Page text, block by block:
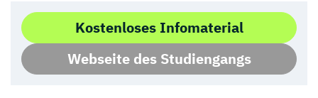
Kostenloses Infomaterial
Webseite des Studiengangs